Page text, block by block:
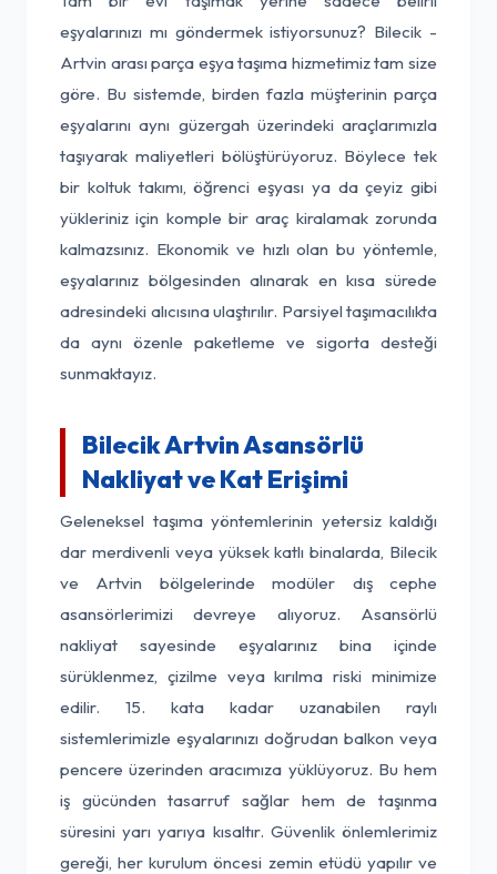
eşyalarınızı mı göndermek istiyorsunuz? Bilecik -
Artvin arası parça eşya taşıma hizmetimiz tam size
göre. Bu sistemde, birden fazla müşterinin parça
eşyalarını aynı güzergah üzerindeki araçlarımızla
taşıyarak maliyetleri bölüştürüyoruz. Böylece tek
bir koltuk takımı, öğrenci eşyası ya da çeyiz gibi
yükleriniz için komple bir araç kiralamak zorunda
kalmazsınız. Ekonomik ve hızlı olan bu yöntemle,
eşyalarınız bölgesinden alınarak en kısa sürede
adresindeki alıcısına ulaştırılır. Parsiyel taşımacılıkta
da aynı özenle paketleme ve sigorta desteği
sunmaktayız.
Bilecik Artvin Asansörlü
Nakliyat ve Kat Erişimi
Geleneksel taşıma yöntemlerinin yetersiz kaldığı
dar merdivenli veya yüksek katlı binalarda, Bilecik
ve Artvin bölgelerinde modüler dış cephe
asansörlerimizi devreye alıyoruz. Asansörlü
nakliyat sayesinde eşyalarınız bina içinde
sürüklenmez, çizilme veya kırılma riski minimize
edilir. 15. kata kadar uzanabilen raylı
sistemlerimizle eşyalarınızı doğrudan balkon veya
pencere üzerinden aracımıza yüklüyoruz. Bu hem
iş gücünden tasarruf sağlar hem de taşınma
süresini yarı yarıya kısaltır. Güvenlik önlemlerimiz
gereği, her kurulum öncesi zemin etüdü yapılır ve